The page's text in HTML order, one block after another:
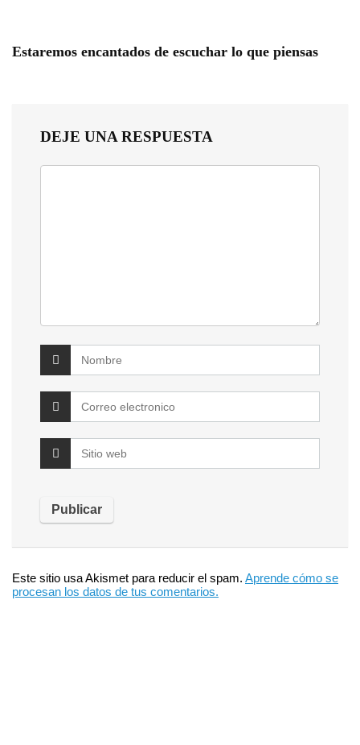
Estaremos encantados de escuchar lo que piensas
DEJE UNA RESPUESTA
Este sitio usa Akismet para reducir el spam. Aprende cómo se
procesan los datos de tus comentarios.